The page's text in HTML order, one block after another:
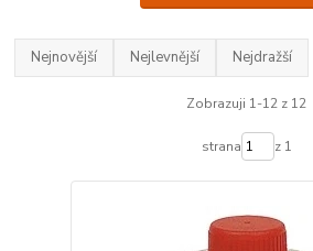
Nejnovější Nejlevnější Nejdražší
Zobrazuji 1-12 z 12
strana z 1